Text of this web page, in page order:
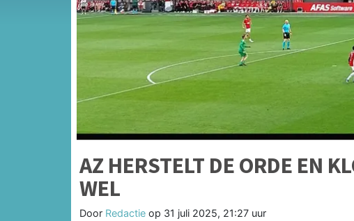
AZ HERSTELT DE ORDE EN
WEL
Door Redactie op 31 juli 2025, 21:27 uur